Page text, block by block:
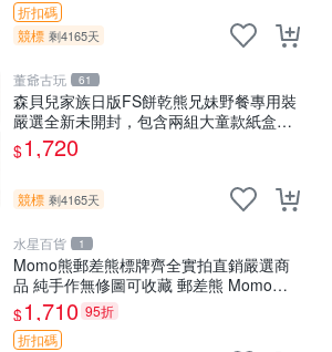
折扣碼
競標 剩4165天
董爺古玩 61
森貝兒家族日版FS餅乾熊兄妹野餐專用裝
嚴選全新未開封，包含兩組大童款紙盒
裝，適合收藏與分享。 餅乾熊兄妹、野
餐、收藏
$1,720
競標 剩4165天
水星百貨 1
Momo熊郵差熊標牌齊全實拍直銷嚴選商
品 純手作無修圖可收藏 郵差熊 Momo熊
標牌 商品
$1,710 95折
折扣碼